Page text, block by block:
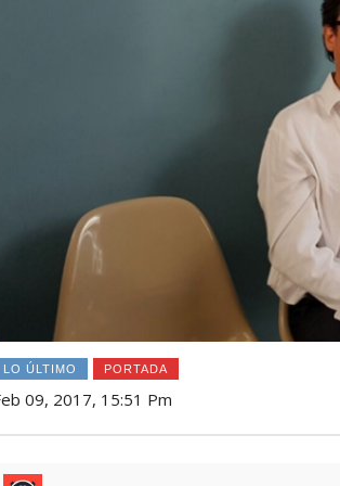
LO ÚLTIMO PORTADA
09, 2017, 15:51 Pm